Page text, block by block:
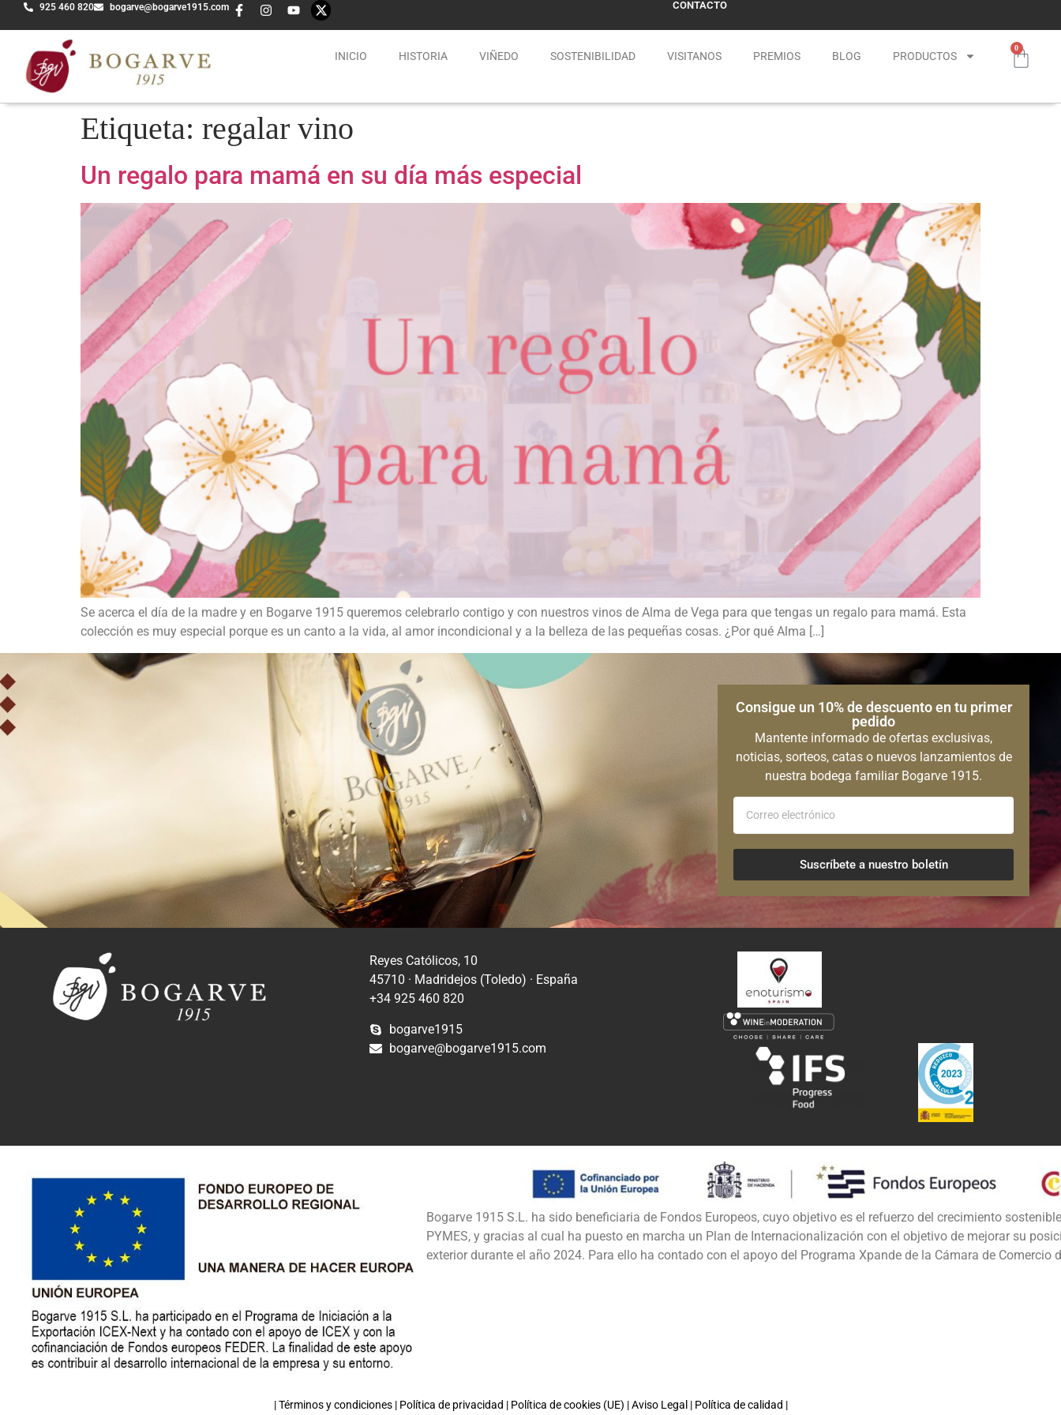
925 460 820 bogarve@bogarve1915.com CONTACTO
INICIO HISTORIA VIÑEDO SOSTENIBILIDAD VISITANOS PREMIOS BLOG PRODUCTOS
0
Etiqueta: regalar vino
Un regalo para mamá en su día más especial
Se acerca el día de la madre y en Bogarve 1915 queremos celebrarlo contigo y con nuestros vinos de Alma de Vega para que tengas un regalo para mamá. Esta
colección es muy especial porque es un canto a la vida, al amor incondicional y a la belleza de las pequeñas cosas. ¿Por qué Alma […]
Consigue un 10% de descuento en tu primer
pedido
Mantente informado de ofertas exclusivas,
noticias, sorteos, catas o nuevos lanzamientos de
nuestra bodega familiar Bogarve 1915.
Suscríbete a nuestro boletín
Reyes Católicos, 10
45710 · Madridejos (Toledo) · España
+34 925 460 820
bogarve1915
bogarve@bogarve1915.com
Bogarve 1915 S.L. ha sido beneficiaria de Fondos Europeos, cuyo objetivo es el refuerzo del crecimiento
PYMES, y gracias al cual ha puesto en marcha un Plan de Internacionalización con el objetivo de mejorar su
exterior durante el año 2024. Para ello ha contado con el apoyo del Programa Xpande de la Cámara de Comercio
|Términos y condiciones| Política de privacidad | Política de cookies (UE) |Aviso Legal | Política de calidad |